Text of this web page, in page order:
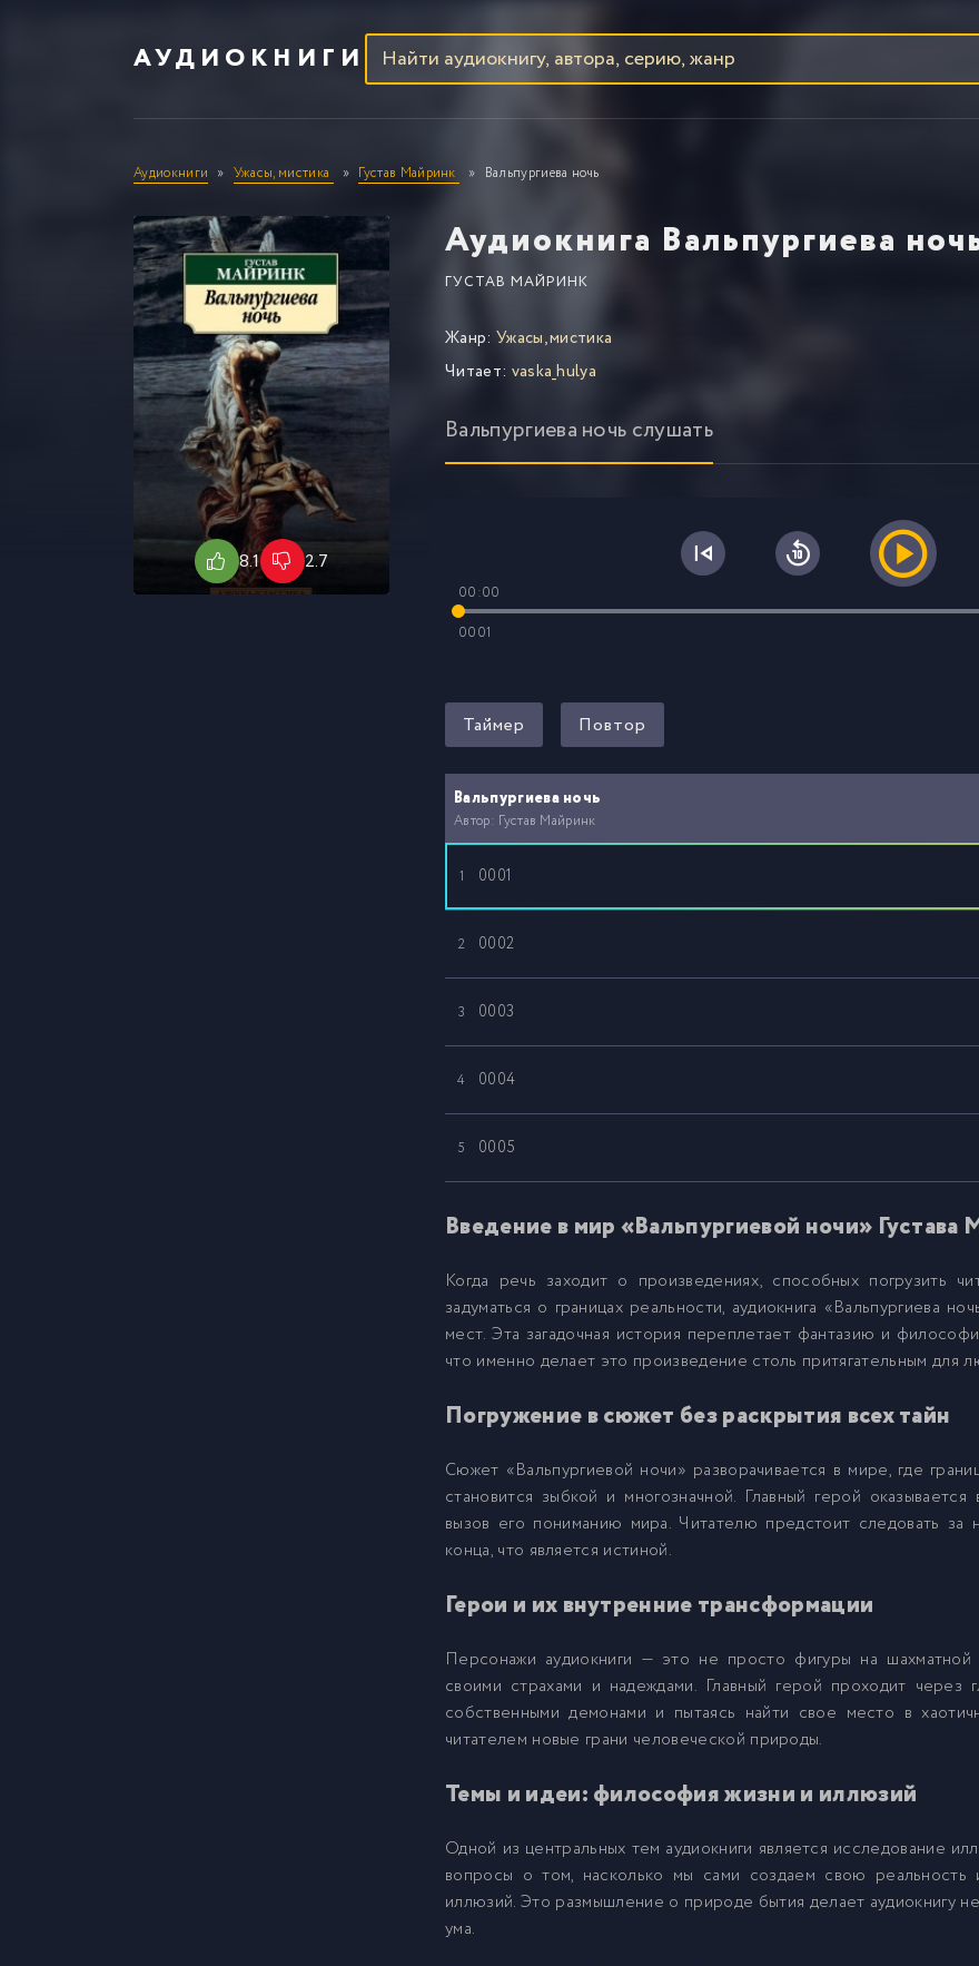
АУДИОКНИГИ
Аудиокниги Ужасы, мистика Густав Майринк Вальпургиева ночь
Аудиокнига Вальпургиева
ГУСТАВ МАЙРИНК
8.1 2.7
Жанр: Ужасы, мистика
Читает: vaska_hulya
Вальпургиева ночь слушать
00:00
0001
Таймер Повтор
Вальпургиева ночь
Автор: Густав Майринк
1 0001
2 0002
3 0003
4 0004
5 0005
6
7 0007
9 0009
Введение в мир «Вальпургиевой ночи» Густава
Когда речь заходит о произведениях, способных погрузить
задуматься о границах реальности, аудиокнига «Вальпургиева
мест. Эта загадочная история переплетает фантазию и
что именно делает это произведение столь притягательным для
Погружение в сюжет без раскрытия всех тайн
Сюжет «Вальпургиевой ночи» разворачивается в мире, где
становится зыбкой и многозначной. Главный герой
вызов его пониманию мира. Читателю предстоит следовать
конца, что является истиной.
Герои и их внутренние трансформации
Персонажи аудиокниги — это не просто фигуры на
своими страхами и надеждами. Главный герой проходит через
собственными демонами и пытаясь найти свое место в
читателем новые грани человеческой природы.
Темы и идеи: философия жизни и иллюзий
Одной из центральных тем аудиокниги является исследование
вопросы о том, насколько мы сами создаем свою реальность
иллюзий. Это размышление о природе бытия делает аудиокнигу
ума.